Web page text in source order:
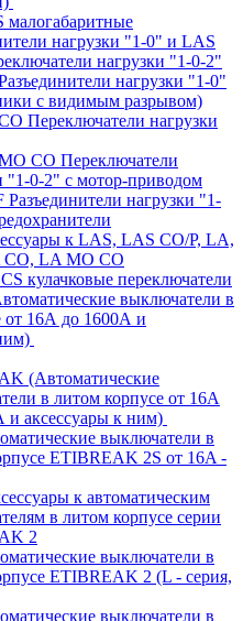
малогабаритные
нагрузки "1-0" и LAS
нагрузки "1-0-2"
нагрузки "1-0"
с видимым разрывом)
Переключатели нагрузки
CO Переключатели
"1-0-2" с мотор-приводом
Разъединители нагрузки "1-
к LAS, LAS CO/P, LA,
LA MO CO
кулачковые переключатели
выключатели в
от 16А до 1600А и
(Автоматические
в литом корпусе от 16А
и аксессуары к ним)
выключатели в
ETIBREAK 2S от 16A -
к автоматическим
в литом корпусе серии
2
выключатели в
ETIBREAK 2 (L - серия,
выключатели в